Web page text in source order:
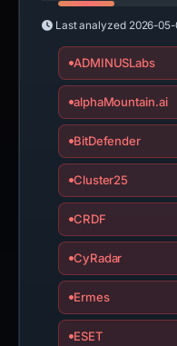
Last analyzed 2026-05-
ADMINUSLabs
alphaMountain.ai
BitDefender
Cluster25
CRDF
CyRadar
Ermes
ESET